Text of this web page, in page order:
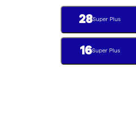
28Super Plus
16Super Plus